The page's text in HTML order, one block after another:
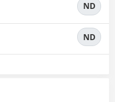
ND
ND